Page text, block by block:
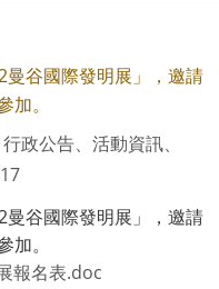
谷國際發明展」，邀請
加。
政公告、活動資訊、
谷國際發明展」，邀請
加。
報名表.doc